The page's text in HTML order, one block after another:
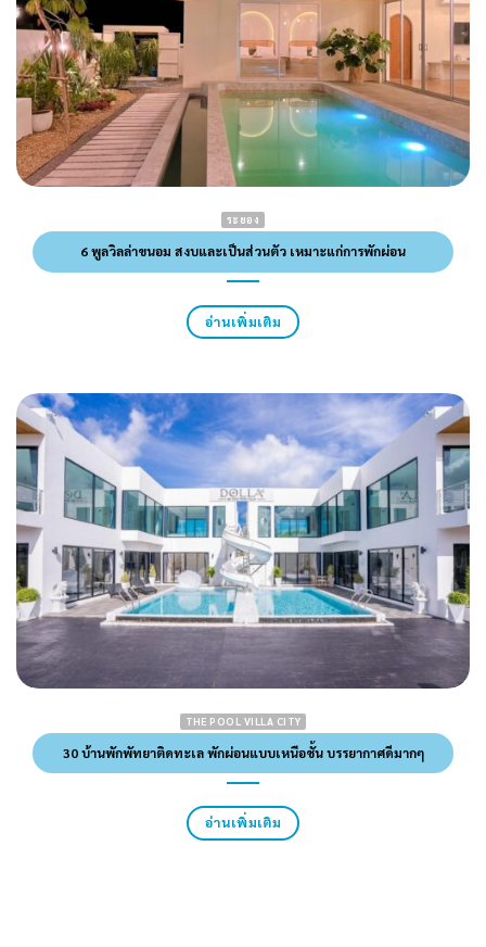
ระยอง
6 พูลวิลล่าขนอม สงบและเป็นส่วนตัว เหมาะแก่การพักผ่อน
อ่านเพิ่มเติม
THE POOL VILLA CITY
30 บ้านพักพัทยาติดทะเล พักผ่อนแบบเหนือชั้น บรรยากาศดีมากๆ
อ่านเพิ่มเติม